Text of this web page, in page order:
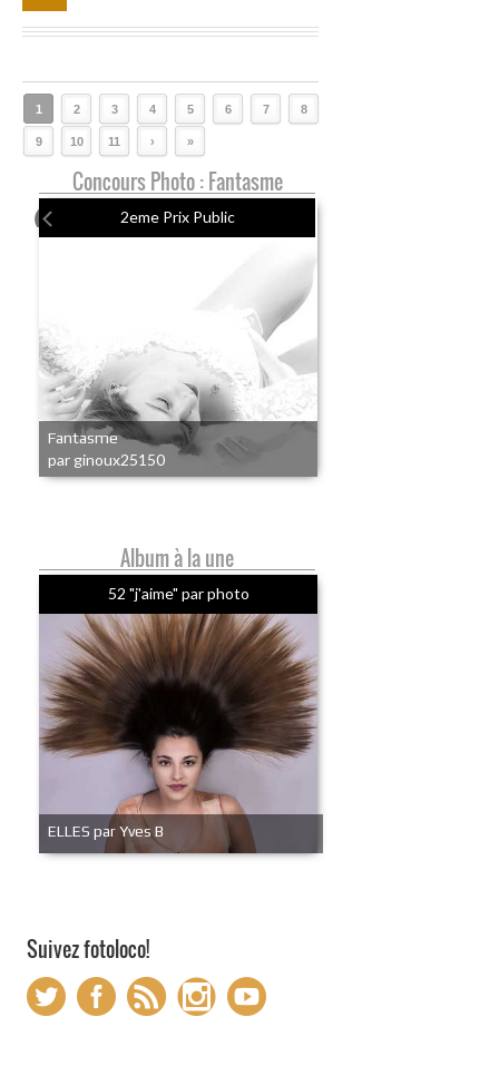
1 2 3 4 5 6 7 8
9 10 11 › »
Concours Photo : Fantasme
2eme Prix Public
Fantasme
par ginoux25150
Album à la une
52 "j'aime" par photo
ELLES par Yves B
Suivez fotoloco!